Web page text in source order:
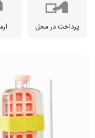
پرداخت در محل